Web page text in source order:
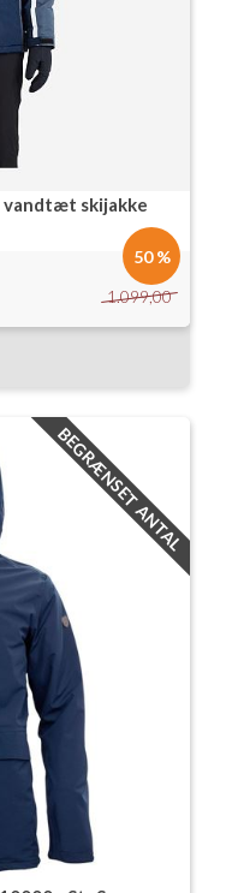
vandtæt skijakke
1.099,00
50 %
BEGRÆNSET ANTAL